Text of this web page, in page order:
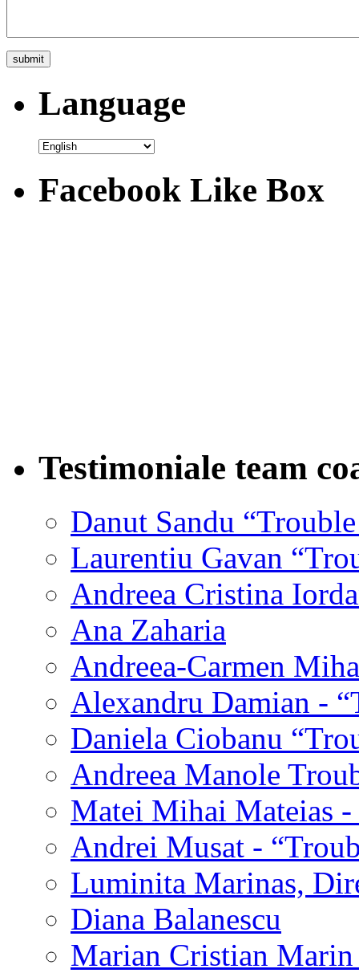
Language
Facebook Like Box
Testimoniale team
Danut Sandu
Laurentiu Gavan
Andreea Cristina
Ana Zaharia
Andreea-Carmen
Alexandru Damian -
Daniela Ciobanu
Andreea Manole
Matei Mihai Mateias -
Andrei Musat -
Luminita Marinas,
Diana Balanescu
Marian Cristian